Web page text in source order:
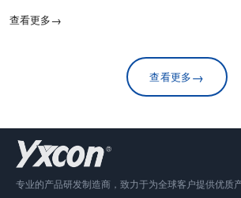
查看更多→
查看更多→
专业的产品研发制造商，致力于为全球客户提供优质